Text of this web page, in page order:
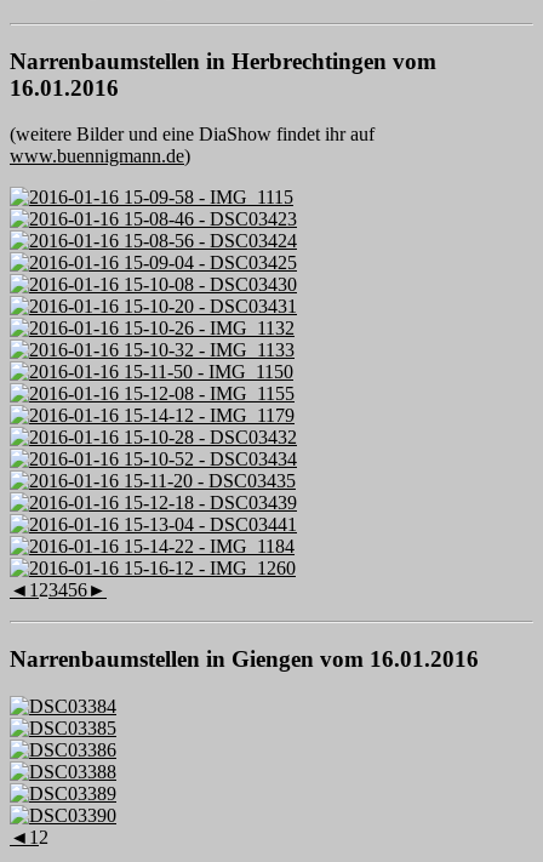
Narrenbaumstellen in Herbrechtingen vom
16.01.2016
(weitere Bilder und eine DiaShow findet ihr auf
www.buennigmann.de)
◄ 1 23456►
Narrenbaumstellen in Giengen vom 16.01.2016
◄ 1 2